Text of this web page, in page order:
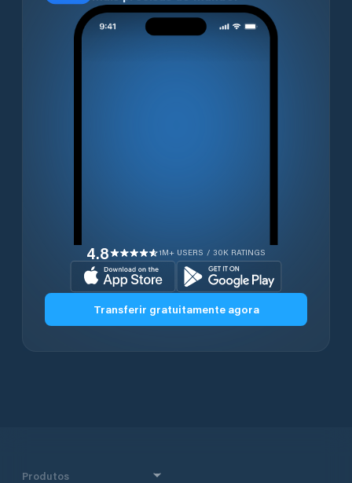
4.8 1M+ USERS / 30K RATINGS
Transferir gratuitamente agora
Produtos